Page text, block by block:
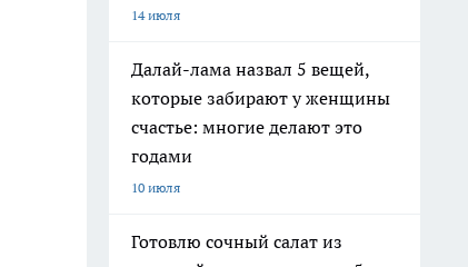
14 июля
Далай-лама назвал 5 вещей,
которые забирают у женщины
счастье: многие делают это
годами
10 июля
Готовлю сочный салат из